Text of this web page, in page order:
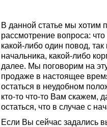
В данной статье мы хотим
рассмотрение вопроса:
какой-либо один повод,
начальника, какой-либо
далее. Мы поговорим на
продаже в настоящее
остаться в неудобном
кто-то что-то Вам скажем,
остаться, что в случае с
Если Вы сейчас задались